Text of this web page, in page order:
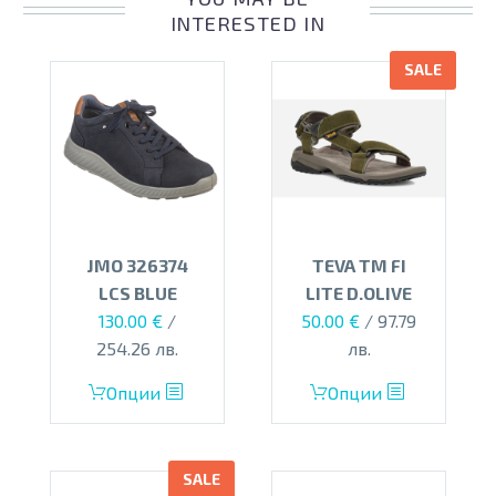
The
chosen
INTERESTED IN
JMO 326374
LCS BLUE
130.00 € /
254.26 лв.
Опции
This
product
multiple
SALE
TEVA TM FI
LITE D.OLIVE
Original
110.00 €.
50.00 €Текущата
цена
50.00 €.
/ 97.79
лв.
Опции
This
product
multiple
SALE